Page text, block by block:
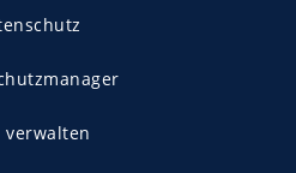
verwalten